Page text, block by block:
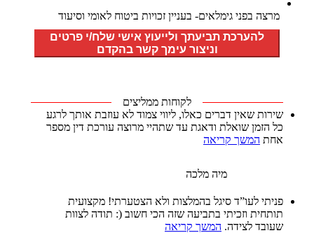
מרצה בפני גימלאים- בעניין זכויות ביטוח לאומי וסיעוד
להערכת תביעתך ולייעוץ אישי שלח/י פרטים
וניצור עימך קשר בהקדם
לקוחות ממליצים
שירות שאין דברים כאלו, ליווי צמוד לא עוזבת אותך לרגע
כל הזמן שואלת ודאגת עד שתהיי מרוצה עורכת דין מספר
אחת המשך קריאה
מיה מלכה
פניתי לעו”ד סיגל בהמלצות ולא הצטערתי! מקצועית
תותחית וזכיתי בתביעה שזה הכי חשוב (: תודה לצוות
שעובד לצידה. המשך קריאה